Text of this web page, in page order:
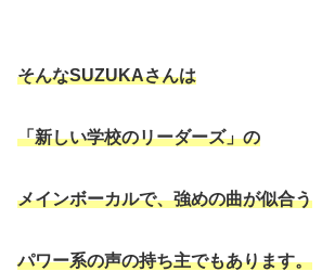
そんなSUZUKAさんは
「新しい学校のリーダーズ」の
メインボーカルで、強めの曲が似合う
パワー系の声の持ち主でもあります。